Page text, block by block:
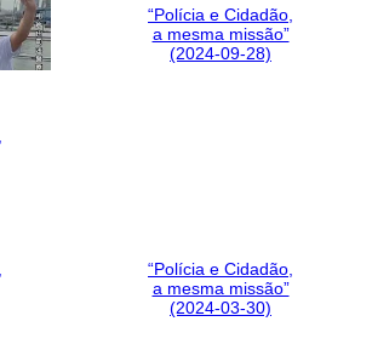
“Polícia e Cidadão,
a mesma missão”
(2024-09-28)
“Polícia e Cidadão,
a mesma missão”
(2024-03-30)